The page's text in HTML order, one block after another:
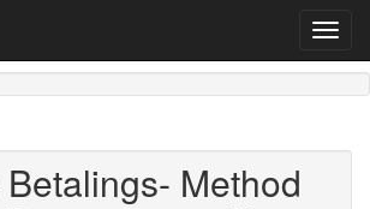
Method